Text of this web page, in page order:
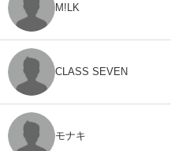
M!LK
CLASS SEVEN
モナキ